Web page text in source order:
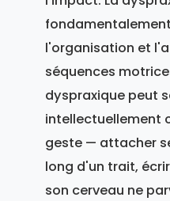
l'organisation et
séquences
dyspraxique peut
intellectuellement
geste — attacher
long d'un trait,
son cerveau ne